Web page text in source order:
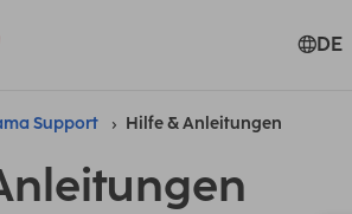
DE
Support Hilfe & Anleitungen